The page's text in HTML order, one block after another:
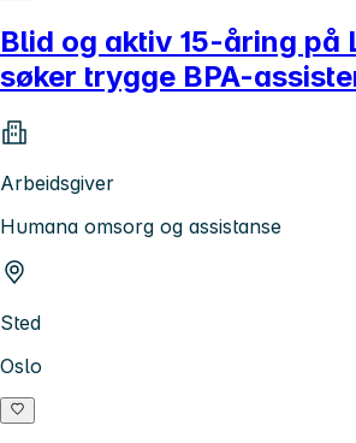
Blid og aktiv 15-åring på
søker trygge BPA-
Arbeidsgiver
Humana omsorg og assistanse
Sted
Oslo